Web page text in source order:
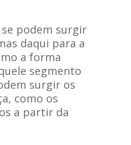
podem surgir
daqui para a
a forma
segmento
surgir os
como os
a partir da